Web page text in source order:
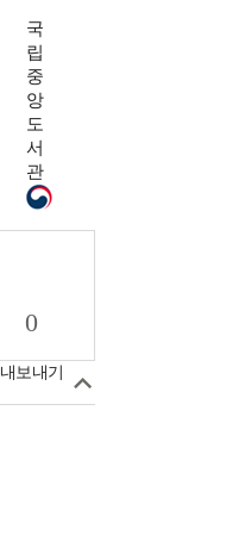
국
립
중
앙
도
서
관
0
내보내기